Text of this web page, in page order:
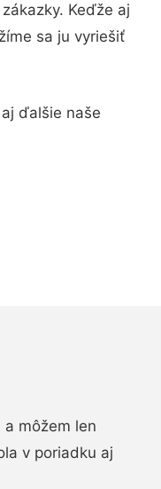
Keďže aj
sa ju vyriešiť
ďalšie naše
môžem len
v poriadku aj